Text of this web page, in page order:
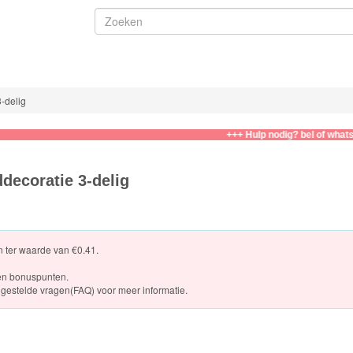
delig
+++ Hulp nodig? bel of whatsapp
3-delig
ter waarde van €0.41.
bonuspunten.
vragen(FAQ) voor meer informatie.